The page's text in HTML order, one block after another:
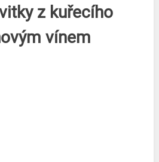
z kuřecího
vínem